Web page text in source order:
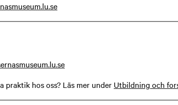
praktik hos oss? Läs mer under Utbildning och